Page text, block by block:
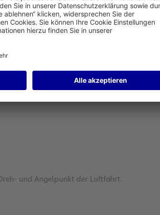
und Angelpunkt der Luftfahrt.